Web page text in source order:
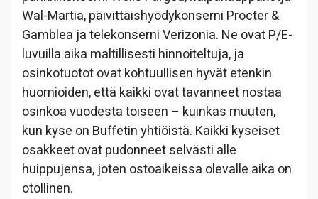
Wal-Martia, päivittäishyödykonserni Procter &
Gamblea ja telekonserni Verizonia. Ne ovat P/E-
luvuilla aika maltillisesti hinnoiteltuja, ja
osinkotuotot ovat kohtuullisen hyvät etenkin
huomioiden, että kaikki ovat tavanneet nostaa
osinkoa vuodesta toiseen – kuinkas muuten,
kun kyse on Buffetin yhtiöistä. Kaikki kyseiset
osakkeet ovat pudonneet selvästi alle
huippujensa, joten ostoaikeissa olevalle aika on
otollinen.